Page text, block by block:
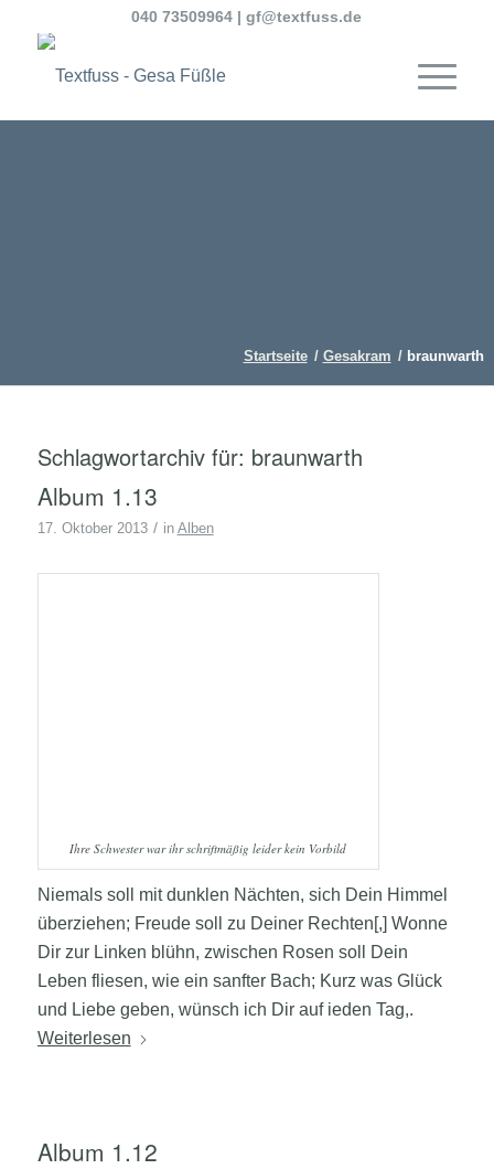
040 73509964 |gf@textfuss.de
Startseite / Gesakram / braunwarth
Schlagwortarchiv für: braunwarth
Album 1.13
17. Oktober 2013 / in Alben
Ihre Schwester war ihr schriftmäßig leider kein Vorbild
Niemals soll mit dunklen Nächten, sich Dein Himmel
überziehen; Freude soll zu Deiner Rechten[,] Wonne
Dir zur Linken blühn, zwischen Rosen soll Dein
Leben fliesen, wie ein sanfter Bach; Kurz was Glück
und Liebe geben, wünsch ich Dir auf ieden Tag,.
Weiterlesen
Album 1.12